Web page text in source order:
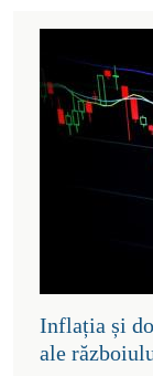
Inflația și
ale